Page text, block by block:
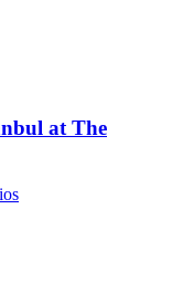
at The